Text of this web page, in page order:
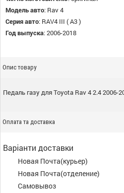
Модель авто: Rav 4
Серия авто: RAV4 III ( A3 )
Год выпуска:2006-2018
Опис товару
Педаль газу для Toyota Rav 4 2.4 2006-
Оплата та доставка
Варіанти доставки
Новая Почта(курьер)
Новая Почта(отделение)
Самовывоз